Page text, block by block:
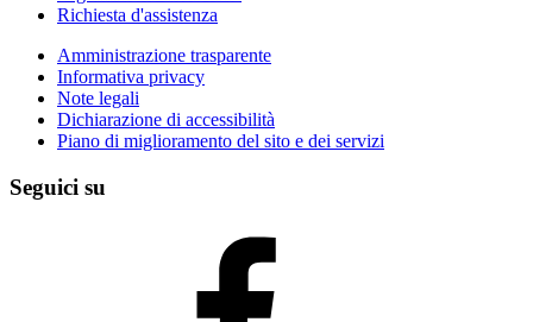
Richiesta d'assistenza
Amministrazione trasparente
Informativa privacy
Note legali
Dichiarazione di accessibilità
Piano di miglioramento del sito e dei servizi
Seguici su